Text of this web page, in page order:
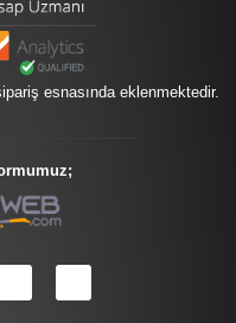
esnasında eklenmektedir.